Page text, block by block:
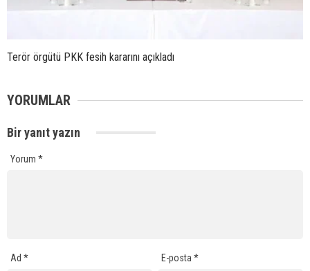
Terör örgütü PKK fesih kararını açıkladı
YORUMLAR
Bir yanıt yazın
Yorum *
Ad * E-posta*